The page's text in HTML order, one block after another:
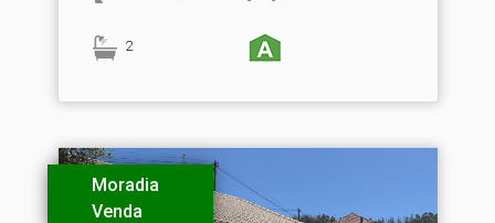
2
Moradia
Venda